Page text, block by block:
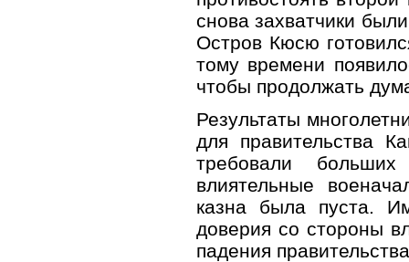
снова захватчики
Остров Кюсю
тому времени
чтобы продолжать
Результаты
для правительства
требовали
влиятельные
казна была пуста.
доверия со стороны
падения